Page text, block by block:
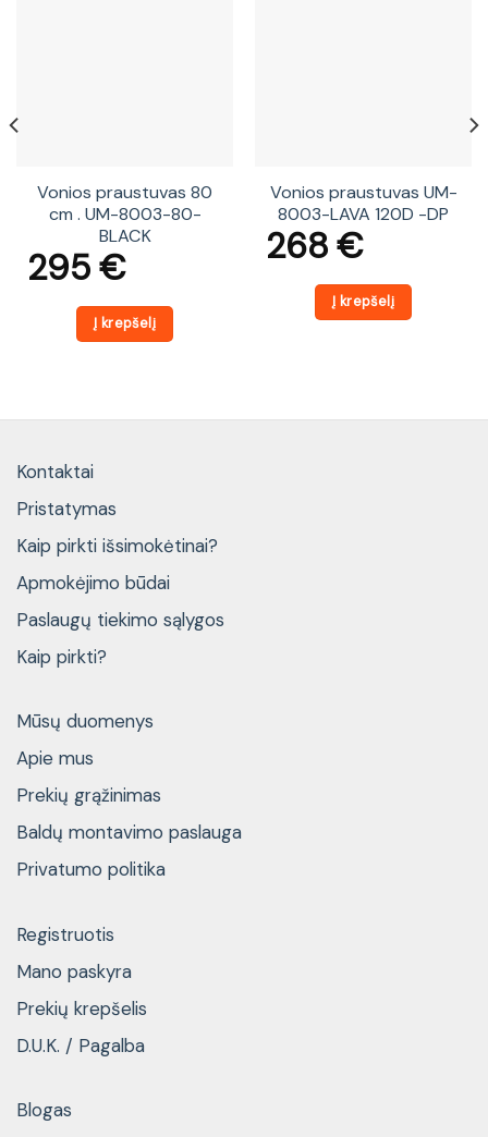
Vonios praustuvas 80
cm . UM-8003-80-
BLACK
295€
Į krepšelį
Vonios praustuvas UM-
8003-LAVA 120D -DP
268€
Į krepšelį
Kontaktai
Pristatymas
Kaip pirkti išsimokėtinai?
Apmokėjimo būdai
Paslaugų tiekimo sąlygos
Kaip pirkti?
Mūsų duomenys
Apie mus
Prekių grąžinimas
Baldų montavimo paslauga
Privatumo politika
Registruotis
Mano paskyra
Prekių krepšelis
D.U.K. / Pagalba
Blogas